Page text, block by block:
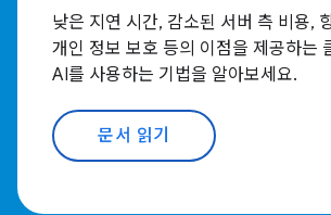
낮은 지연 시간, 감소된 서버 측 비용,
개인 정보 보호 등의 이점을 제공하는
AI를 사용하는 기법을 알아보세요.
문서 읽기